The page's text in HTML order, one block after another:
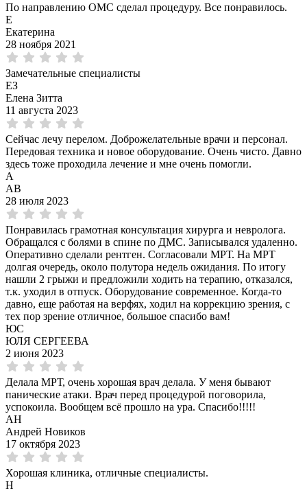
По направлению ОМС сделал процедуру. Все понравилось.
Е
Екатерина
28 ноября 2021
Замечательные специалисты
ЕЗ
Елена Зитта
11 августа 2023
Сейчас лечу перелом. Доброжелательные врачи и персонал.
Передовая техника и новое оборудование. Очень чисто. Давно
здесь тоже проходила лечение и мне очень помогли.
А
АВ
28 июля 2023
Понравилась грамотная консультация хирурга и невролога.
Обращался с болями в спине по ДМС. Записывался удаленно.
Оперативно сделали рентген. Согласовали МРТ. На МРТ
долгая очередь, около полутора недель ожидания. По итогу
нашли 2 грыжи и предложили ходить на терапию, отказался,
т.к. уходил в отпуск. Оборудование современное. Когда-то
давно, еще работая на верфях, ходил на коррекцию зрения, с
тех пор зрение отличное, большое спасибо вам!
ЮС
ЮЛЯ СЕРГЕЕВА
2 июня 2023
Делала МРТ, очень хорошая врач делала. У меня бывают
панические атаки. Врач перед процедурой поговорила,
успокоила. Вообщем всё прошло на ура. Спасибо!!!!!
АН
Андрей Новиков
17 октября 2023
Хорошая клиника, отличные специалисты.
Н